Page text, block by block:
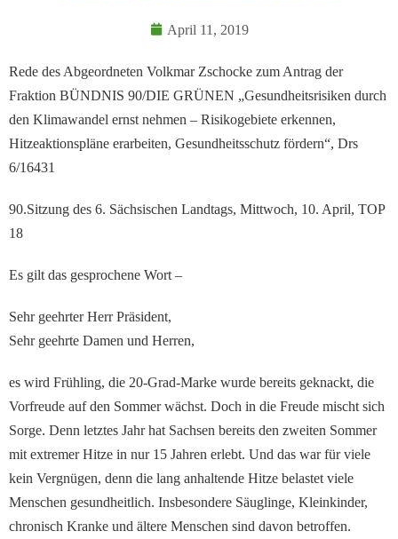
April 11, 2019
Rede des Abgeordneten Volkmar Zschocke zum Antrag der
Fraktion BÜNDNIS 90/DIE GRÜNEN „Gesundheitsrisiken durch
den Klimawandel ernst nehmen – Risikogebiete erkennen,
Hitzeaktionspläne erarbeiten, Gesundheitsschutz fördern“, Drs
6/16431
90.Sitzung des 6. Sächsischen Landtags, Mittwoch, 10. April, TOP
18
Es gilt das gesprochene Wort –
Sehr geehrter Herr Präsident,
Sehr geehrte Damen und Herren,
es wird Frühling, die 20-Grad-Marke wurde bereits geknackt, die
Vorfreude auf den Sommer wächst. Doch in die Freude mischt sich
Sorge. Denn letztes Jahr hat Sachsen bereits den zweiten Sommer
mit extremer Hitze in nur 15 Jahren erlebt. Und das war für viele
kein Vergnügen, denn die lang anhaltende Hitze belastet viele
Menschen gesundheitlich. Insbesondere Säuglinge, Kleinkinder,
chronisch Kranke und ältere Menschen sind davon betroffen.